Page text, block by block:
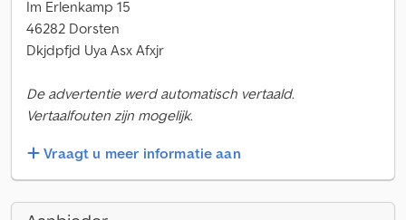
Im Erlenkamp 15
46282 Dorsten
Dkjdpfjd Uya Asx Afxjr
De advertentie werd automatisch vertaald.
Vertaalfouten zijn mogelijk.
Vraagt u meer informatie aan